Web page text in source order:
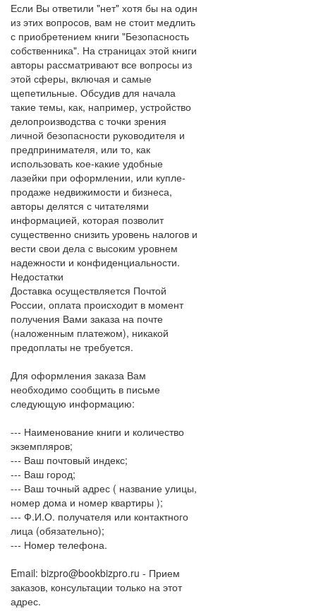
Если Вы ответили "нет" хотя бы на один
из этих вопросов, вам не стоит медлить
с приобретением книги "Безопасность
собственника". На страницах этой книги
авторы рассматривают все вопросы из
этой сферы, включая и самые
щепетильные. Обсудив для начала
такие темы, как, например, устройство
делопроизводства с точки зрения
личной безопасности руководителя и
предпринимателя, или то, как
использовать кое-какие удобные
лазейки при оформлении, или купле-
продаже недвижимости и бизнеса,
авторы делятся с читателями
информацией, которая позволит
существенно снизить уровень налогов и
вести свои дела с высоким уровнем
надежности и конфиденциальности.
Недостатки
Доставка осуществляется Почтой
России, оплата происходит в момент
получения Вами заказа на почте
(наложенным платежом), никакой
предоплаты не требуется.
Для оформления заказа Вам
необходимо сообщить в письме
следующую информацию:
--- Наименование книги и количество
экземпляров;
--- Ваш почтовый индекс;
--- Ваш город;
--- Ваш точный адрес ( название улицы,
номер дома и номер квартиры );
--- Ф.И.О. получателя или контактного
лица (обязательно);
--- Номер телефона.
Email: bizpro@bookbizpro.ru - Прием
заказов, консультации только на этот
адрес.